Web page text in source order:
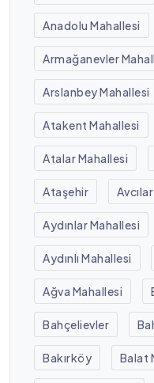
Anadolu Mahallesi
Armağanevler
Arslanbey Mahallesi
Atakent Mahallesi
Atalar Mahallesi
Ataşehir Avcılar
Aydınlar Mahallesi
Aydınlı Mahallesi
Ağva Mahallesi
Bahçelievler
Bakırköy Balat